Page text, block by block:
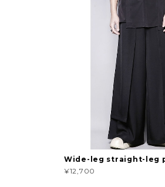
Wide-leg straight-leg
¥12,700